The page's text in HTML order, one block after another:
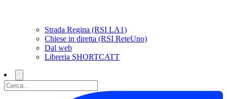
Strada Regina (RSI LA1)
Chiese in diretta (RSI ReteUno)
Dal web
Libreria SHORTCATT